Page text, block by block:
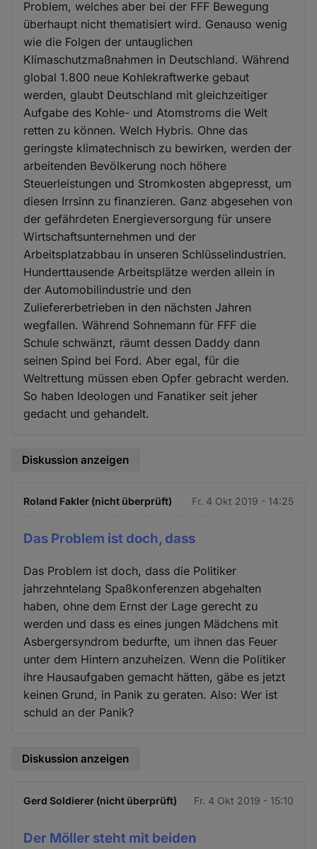
Problem, welches aber bei der FFF Bewegung
überhaupt nicht thematisiert wird. Genauso wenig
wie die Folgen der untauglichen
Klimaschutzmaßnahmen in Deutschland. Während
global 1.800 neue Kohlekraftwerke gebaut
werden, glaubt Deutschland mit gleichzeitiger
Aufgabe des Kohle- und Atomstroms die Welt
retten zu können. Welch Hybris. Ohne das
geringste klimatechnisch zu bewirken, werden der
arbeitenden Bevölkerung noch höhere
Steuerleistungen und Stromkosten abgepresst, um
diesen Irrsinn zu finanzieren. Ganz abgesehen von
der gefährdeten Energieversorgung für unsere
Wirtschaftsunternehmen und der
Arbeitsplatzabbau in unseren Schlüsselindustrien.
Hunderttausende Arbeitsplätze werden allein in
der Automobilindustrie und den
Zuliefererbetrieben in den nächsten Jahren
wegfallen. Während Sohnemann für FFF die
Schule schwänzt, räumt dessen Daddy dann
seinen Spind bei Ford. Aber egal, für die
Weltrettung müssen eben Opfer gebracht werden.
So haben Ideologen und Fanatiker seit jeher
gedacht und gehandelt.
Diskussion anzeigen
Roland Fakler (nicht überprüft) Fr. 4 Okt 2019 - 14:25
Das Problem ist doch, dass
Das Problem ist doch, dass die Politiker
jahrzehntelang Spaßkonferenzen abgehalten
haben, ohne dem Ernst der Lage gerecht zu
werden und dass es eines jungen Mädchens mit
Asbergersyndrom bedurfte, um ihnen das Feuer
unter dem Hintern anzuheizen. Wenn die Politiker
ihre Hausaufgaben gemacht hätten, gäbe es jetzt
keinen Grund, in Panik zu geraten. Also: Wer ist
schuld an der Panik?
Diskussion anzeigen
Gerd Soldierer (nicht überprüft) Fr. 4 Okt 2019 - 15:10
Der Möller steht mit beiden